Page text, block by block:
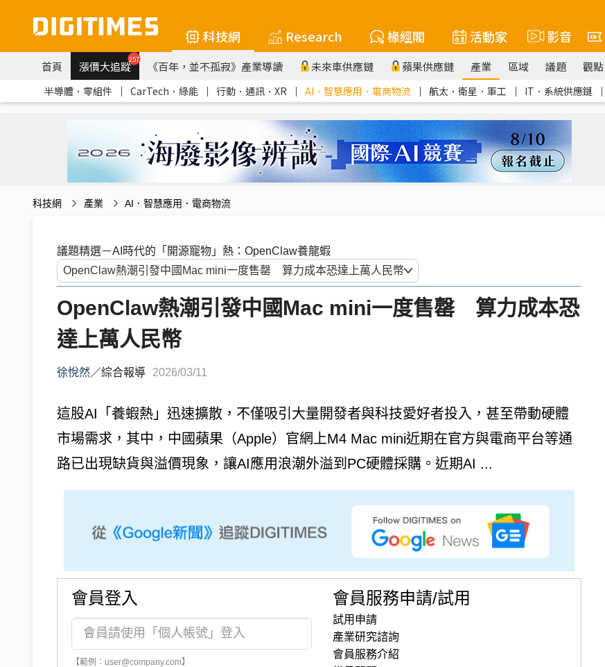
科技網 Research 椽經閣 活動家 影音
首頁 漲價大追蹤257 《百年，並不孤寂》產業導讀 未來車供應鏈 蘋果供應鏈 產業 區域 議題 觀點
半導體．零組件 ｜ CarTech．綠能 ｜ 行動．通訊．XR ｜ AI．智慧應用．電商物流 ｜ 航太．衛星．軍工 ｜ IT．系統供應鏈 ｜
科技網 產業 AI．智慧應用．電商物流
議題精選－AI時代的「開源寵物」熱：OpenClaw養龍蝦
OpenClaw熱潮引發中國Mac mini一度售罄 算力成本恐
達上萬人民幣
徐悅然／綜合報導 2026/03/11
這股AI「養蝦熱」迅速擴散，不僅吸引大量開發者與科技愛好者投入，甚至帶動硬體
市場需求，其中，中國蘋果（Apple）官網上M4 Mac mini近期在官方與電商平台等通
路已出現缺貨與溢價現象，讓AI應用浪潮外溢到PC硬體採購。近期AI ...
會員登入
【範例：user@company.com】
會員服務申請/試用
試用申請
產業研究諮詢
會員服務介紹